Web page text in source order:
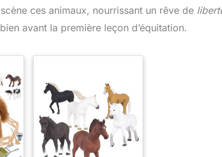
ces animaux, nourrissant un rêve de
avant la première leçon d’équitation.